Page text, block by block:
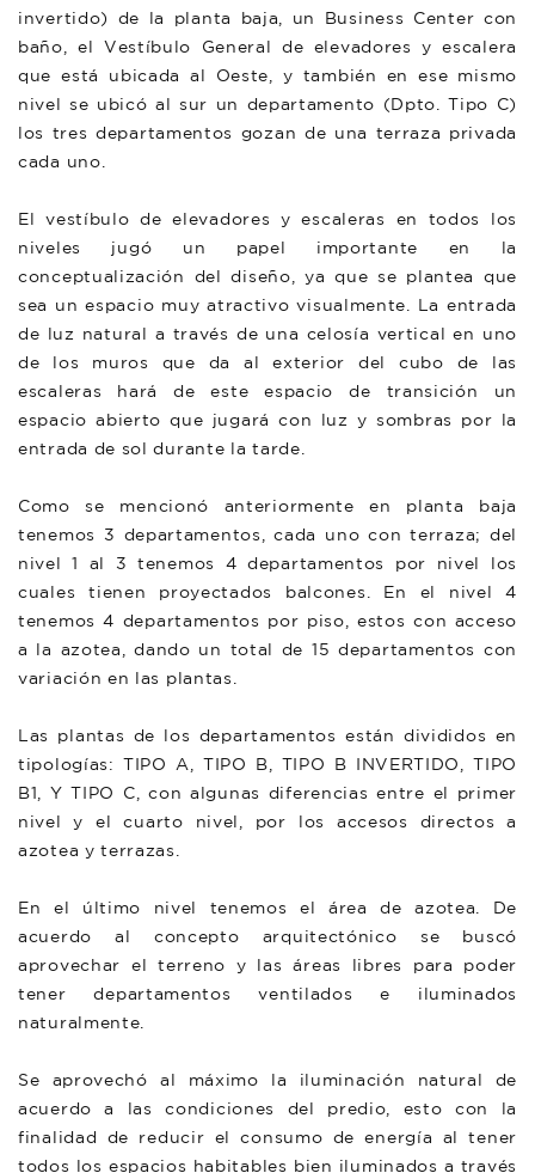
invertido) de la planta baja, un Business Center con
baño, el Vestíbulo General de elevadores y escalera
que está ubicada al Oeste, y también en ese mismo
nivel se ubicó al sur un departamento (Dpto. Tipo C)
los tres departamentos gozan de una terraza privada
cada uno.
El vestíbulo de elevadores y escaleras en todos los
niveles jugó un papel importante en la
conceptualización del diseño, ya que se plantea que
sea un espacio muy atractivo visualmente. La entrada
de luz natural a través de una celosía vertical en uno
de los muros que da al exterior del cubo de las
escaleras hará de este espacio de transición un
espacio abierto que jugará con luz y sombras por la
entrada de sol durante la tarde.
Como se mencionó anteriormente en planta baja
tenemos 3 departamentos, cada uno con terraza; del
nivel 1 al 3 tenemos 4 departamentos por nivel los
cuales tienen proyectados balcones. En el nivel 4
tenemos 4 departamentos por piso, estos con acceso
a la azotea, dando un total de 15 departamentos con
variación en las plantas.
Las plantas de los departamentos están divididos en
tipologías: TIPO A, TIPO B, TIPO B INVERTIDO, TIPO
B1, Y TIPO C, con algunas diferencias entre el primer
nivel y el cuarto nivel, por los accesos directos a
azotea y terrazas.
En el último nivel tenemos el área de azotea. De
acuerdo al concepto arquitectónico se buscó
aprovechar el terreno y las áreas libres para poder
tener departamentos ventilados e iluminados
naturalmente.
Se aprovechó al máximo la iluminación natural de
acuerdo a las condiciones del predio, esto con la
finalidad de reducir el consumo de energía al tener
todos los espacios habitables bien iluminados a través